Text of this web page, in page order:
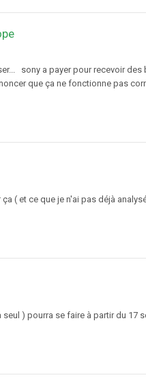
sony a payer pour recevoir
que ça ne fonctionne pas
( et ce que je n'ai pas déjà
) pourra se faire à partir du 17